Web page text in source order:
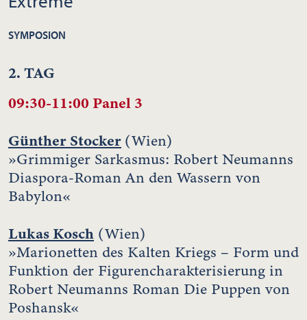
SYMPOSION
2. TAG
09:30-11:00 Panel 3
Günther Stocker (Wien)
»Grimmiger Sarkasmus: Robert Neumanns
Diaspora-Roman An den Wassern von
Babylon«
Lukas Kosch (Wien)
»Marionetten des Kalten Kriegs – Form und
Funktion der Figurencharakterisierung in
Robert Neumanns Roman Die Puppen von
Poshansk«